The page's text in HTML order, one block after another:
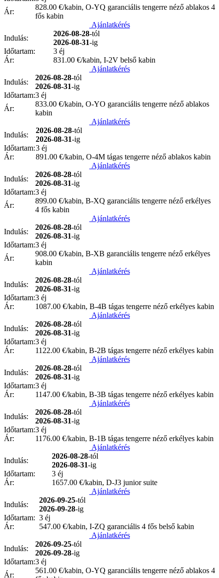
Ár:
828.00 €/kabin, O-YQ garanciális tengerre néző ablakos 4
fős kabin
Ajánlatkérés
Indulás:
2026-08-28-tól
2026-08-31-ig
Időtartam:
3 éj
Ár:
831.00 €/kabin, I-2V belső kabin
Ajánlatkérés
Indulás:
2026-08-28-tól
2026-08-31-ig
Időtartam:3 éj
Ár:
833.00 €/kabin, O-YO garanciális tengerre néző ablakos
kabin
Ajánlatkérés
Indulás:
2026-08-28-tól
2026-08-31-ig
Időtartam:3 éj
Ár:
891.00 €/kabin, O-4M tágas tengerre néző ablakos kabin
Ajánlatkérés
Indulás:
2026-08-28-tól
2026-08-31-ig
Időtartam:3 éj
Ár:
899.00 €/kabin, B-XQ garanciális tengerre néző erkélyes
4 fős kabin
Ajánlatkérés
Indulás:
2026-08-28-tól
2026-08-31-ig
Időtartam:3 éj
Ár:
908.00 €/kabin, B-XB garanciális tengerre néző erkélyes
kabin
Ajánlatkérés
Indulás:
2026-08-28-tól
2026-08-31-ig
Időtartam:3 éj
Ár:
1087.00 €/kabin, B-4B tágas tengerre néző erkélyes kabin
Ajánlatkérés
Indulás:
2026-08-28-tól
2026-08-31-ig
Időtartam:3 éj
Ár:
1122.00 €/kabin, B-2B tágas tengerre néző erkélyes kabin
Ajánlatkérés
Indulás:
2026-08-28-tól
2026-08-31-ig
Időtartam:3 éj
Ár:
1147.00 €/kabin, B-3B tágas tengerre néző erkélyes kabin
Ajánlatkérés
Indulás:
2026-08-28-tól
2026-08-31-ig
Időtartam:3 éj
Ár:
1176.00 €/kabin, B-1B tágas tengerre néző erkélyes kabin
Ajánlatkérés
Indulás:
2026-08-28-tól
2026-08-31-ig
Időtartam:
3 éj
Ár:
1657.00 €/kabin, D-J3 junior suite
Ajánlatkérés
Indulás:
2026-09-25-tól
2026-09-28-ig
Időtartam: 3 éj
Ár:
547.00 €/kabin, I-ZQ garanciális 4 fős belső kabin
Ajánlatkérés
Indulás:
2026-09-25-tól
2026-09-28-ig
Időtartam:3 éj
Ár:
561.00 €/kabin, O-YQ garanciális tengerre néző ablakos 4